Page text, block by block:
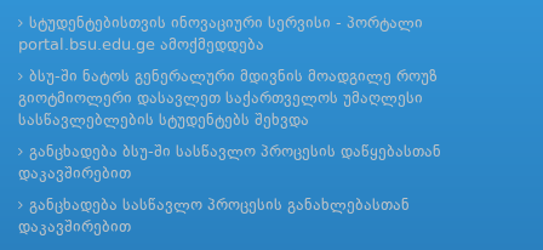
სტუდენტებისთვის ინოვაციური სერვისი - პორტალი
portal.bsu.edu.ge ამოქმედდება
ბსუ-ში ნატოს გენერალური მდივნის მოადგილე როუზ
გიოტმიოლერი დასავლეთ საქართველოს უმაღლესი
სასწავლებლების სტუდენტებს შეხვდა
განცხადება ბსუ-ში სასწავლო პროცესის დაწყებასთან
დაკავშირებით
განცხადება სასწავლო პროცესის განახლებასთან
დაკავშირებით